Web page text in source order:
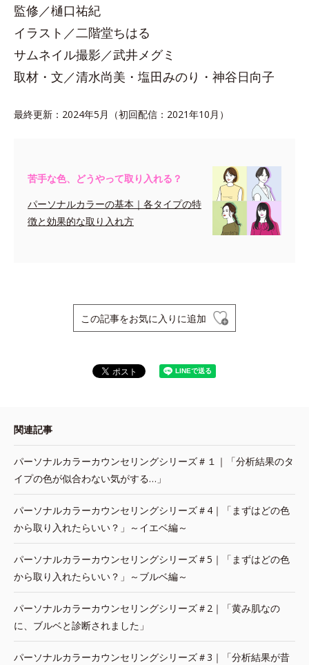
監修／樋口祐紀
イラスト／二階堂ちはる
サムネイル撮影／武井メグミ
取材・文／清水尚美・塩田みのり・神谷日向子
最終更新：2024年5月（初回配信：2021年10月）
苦手な色、どうやって取り入れる？
パーソナルカラーの基本｜各タイプの特
徴と効果的な取り入れ方
この記事をお気に入りに追加
関連記事
パーソナルカラーカウンセリングシリーズ＃１｜「分析結果のタ
イプの色が似合わない気がする…」
パーソナルカラーカウンセリングシリーズ＃4｜「まずはどの色
から取り入れたらいい？」～イエベ編～
パーソナルカラーカウンセリングシリーズ＃5｜「まずはどの色
から取り入れたらいい？」～ブルベ編～
パーソナルカラーカウンセリングシリーズ＃2｜「黄み肌なの
に、ブルベと診断されました」
パーソナルカラーカウンセリングシリーズ＃3｜「分析結果が昔